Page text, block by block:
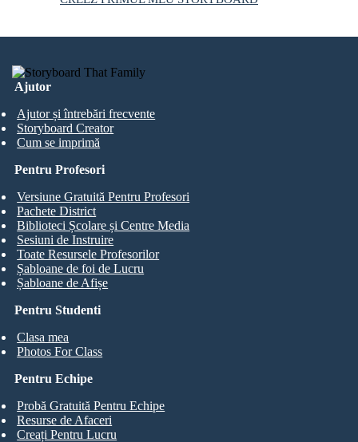
Ajutor
Ajutor și întrebări frecvente
Storyboard Creator
Cum se imprimă
Pentru Studenti
Clasa mea
Photos For Class
Pentru Profesori
Versiune Gratuită Pentru Profesori
Pachete District
Biblioteci Școlare și Centre Media
Sesiuni de Instruire
Toate Resursele Profesorilor
Șabloane de foi de Lucru
Șabloane de Afișe
Pentru Echipe
Probă Gratuită Pentru Echipe
Resurse de Afaceri
Creați Pentru Lucru